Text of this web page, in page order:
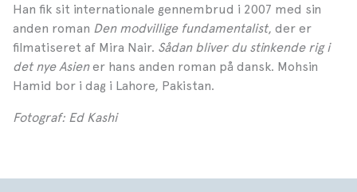
Han fik sit internationale gennembrud i 2007 med sin
anden roman Den modvillige fundamentalist, der er
filmatiseret af Mira Nair. Sådan bliver du stinkende rig i
det nye Asiener hans anden roman på dansk. Mohsin
Hamid bor i dag i Lahore, Pakistan.
Fotograf: Ed Kashi